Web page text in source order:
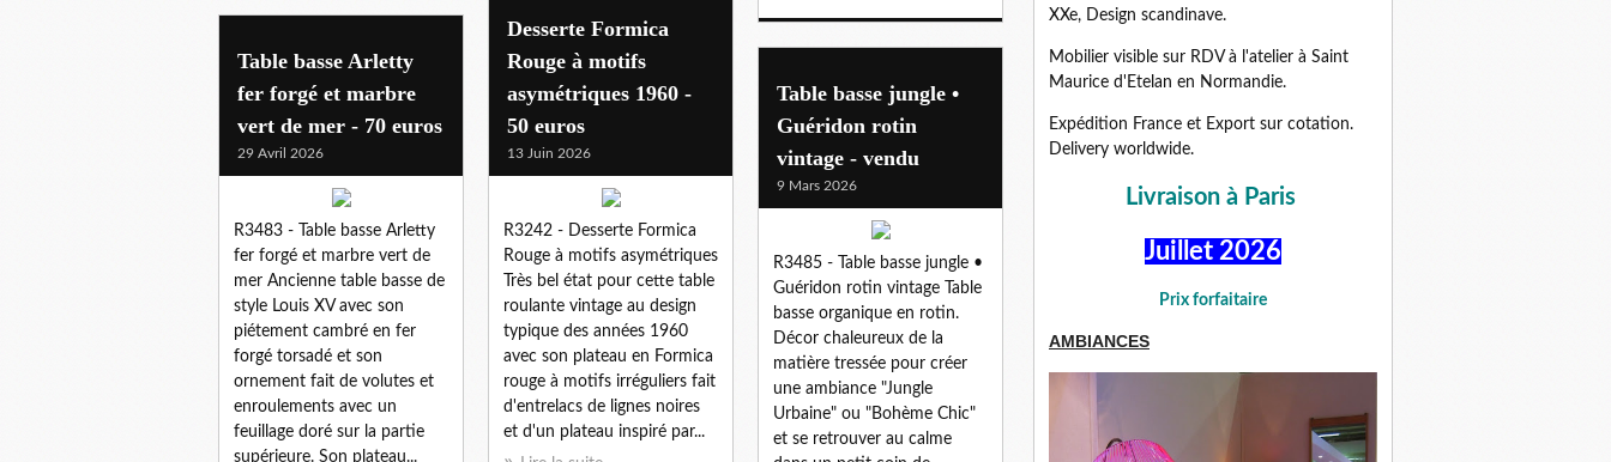
Desserte Formica
Rouge à motifs
asymétriques 1960 -
50 euros
13 Juin 2026
R3242 - Desserte Formica
Rouge à motifs asymétriques
Très bel état pour cette table
roulante vintage au design
typique des années 1960
avec son plateau en Formica
rouge à motifs irréguliers fait
d'entrelacs de lignes noires
et d'un plateau inspiré par...
Table basse Arletty
fer forgé et marbre
vert de mer - 70 euros
29 Avril 2026
R3483 - Table basse Arletty
fer forgé et marbre vert de
mer Ancienne table basse de
style Louis XV avec son
piétement cambré en fer
forgé torsadé et son
ornement fait de volutes et
enroulements avec un
feuillage doré sur la partie
supérieure. Son plateau...
Table basse jungle •
Guéridon rotin
vintage - vendu
9 Mars 2026
R3485 - Table basse jungle •
Guéridon rotin vintage Table
basse organique en rotin.
Décor chaleureux de la
matière tressée pour créer
une ambiance "Jungle
Urbaine" ou "Bohème Chic"
et se retrouver au calme
XXe, Design scandinave.
Mobilier visible sur RDV à l'atelier à Saint
Maurice d'Etelan en Normandie.
Expédition France et Export sur cotation.
Delivery worldwide.
Livraison à Paris
Juillet 2026
Prix forfaitaire
AMBIANCES